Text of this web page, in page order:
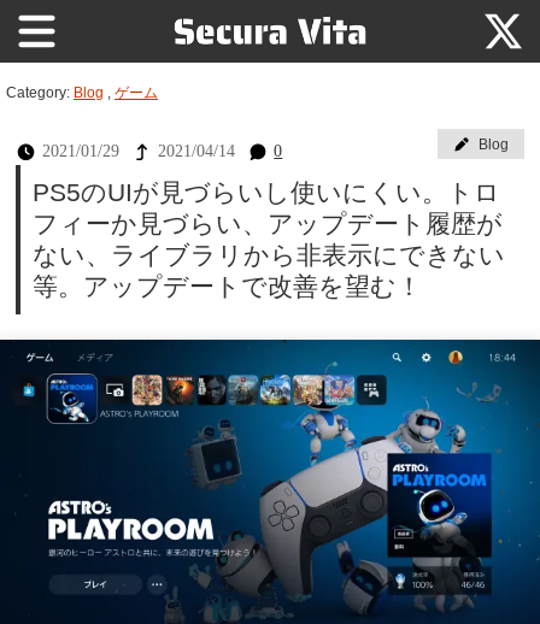
Category: Blog ゲーム
2021/01/29 2021/04/14 0 Blog
PS5のUIが見づらいし使いにくい。トロ
フィーか見づらい、アップデート履歴が
ない、ライブラリから非表示にできない
等。アップデートで改善を望む！